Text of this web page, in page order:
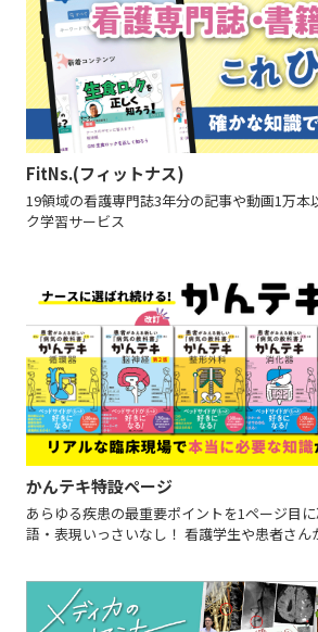
FitNs.(フィットナス)
19領域の看護専門誌3年分の記事や動画1万本
ク学習サービス
かんテキ特設ページ
あらゆる疾患の最重要ポイントを1ページ目
語・表現いっさいなし！ 看護学生や患者さん